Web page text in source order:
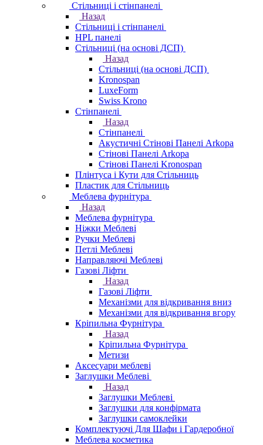
Стільниці і стінпанелі
Назад
Стільниці і стінпанелі
HPL панелі
Стільниці (на основі ДСП)
Назад
Стільниці (на основі ДСП)
Kronospan
LuxeForm
Swiss Krono
Стінпанелі
Назад
Стінпанелі
Акустичні Стінові Панелі Аrkopa
Стінові Панелі Arkopa
Стінові Панелі Kronospan
Плінтуса і Кути для Стільниць
Пластик для Стільниць
Меблева фурнітура
Назад
Меблева фурнітура
Ніжки Меблеві
Ручки Меблеві
Петлі Меблеві
Направляючі Меблеві
Газові Ліфти
Назад
Газові Ліфти
Механізми для відкривання вниз
Механізми для відкривання вгору
Кріпильна Фурнітура
Назад
Кріпильна Фурнітура
Метизи
Аксесуари меблеві
Заглушки Меблеві
Назад
Заглушки Меблеві
Заглушки для конфірмата
Заглушки самоклейки
Комплектуючі Для Шафи і Гардеробної
Меблева косметика